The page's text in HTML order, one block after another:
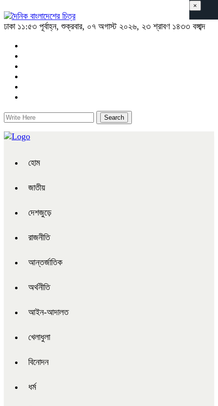
ঢাকা ১১:৫৩ পূর্বাহ্ন, শুক্রবার, ০৭ অগাস্ট ২০২৬, ২৩ শ্রাবণ ১৪৩৩ বঙ্গাব্দ
হোম
জাতীয়
দেশজুড়ে
রাজনীতি
আন্তর্জাতিক
অর্থনীতি
আইন-আদালত
খেলাধুলা
বিনোদন
ধর্ম
×